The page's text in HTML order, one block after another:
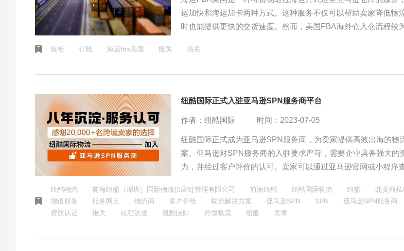
运加快和海运加卡两种方式。这种服务不仅可以帮助卖家降低物
时也能提供更快的交货速度。然而，美国FBA海外仓入仓流程较
适的物流供应商来完成整个流程。在这个过程中，卖家还需要注
装柜 订舱 海运fba美国 报关 清关
纽酷国际正式入驻亚马逊SPN服务商平台
作者：纽酷国际 时间：2023-07-05
纽酷国际正式成为亚马逊SPN服务商，为卖家提供高效出海的物
案。亚马逊对SPN服务商的入驻要求严苛，需要企业具备强大的
力，并经过客户评价的认可。卖家可以通过亚马逊官网或小程序
名跨境卖家提供物流、仓储和清关等全链条服务。纽酷国际将与
合作，为卖家提供增值服务，并扩大尾程派送范围覆盖全北美商
纽酷物流 前海纽酷（深圳）国际物流供应链管理有限公司 前海纽酷 纽酷国际物流 纽酷
北美商私
增值服务
服务网点 物流商 客户评价 物流解决方案 亚马逊SPN SPN
亚马逊SPN服务商
资质认证
报关 尾程派送 纽酷国际 跨境物流 纽酷 卖家